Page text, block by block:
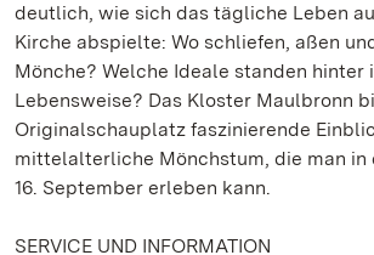
deutlich, wie sich das tägliche Leben
Kirche abspielte: Wo schliefen, aßen
Mönche? Welche Ideale standen hinter
Lebensweise? Das Kloster Maulbronn
Originalschauplatz faszinierende
mittelalterliche Mönchstum, die man in
16. September erleben kann.
SERVICE UND INFORMATION